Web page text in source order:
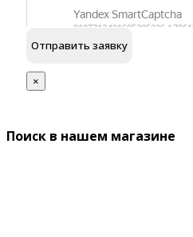
Я согласен наобработку
×
Поиск в нашем магазине